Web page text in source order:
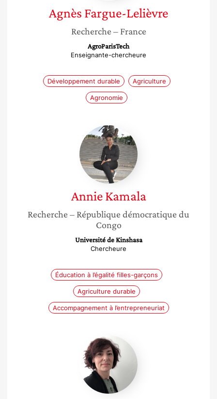
Agnès Fargue-Lelièvre
Recherche – France
AgroParisTech
Enseignante-chercheure
Développement durable Agriculture
Agronomie
Annie
Kamala
Annie Kamala
Recherche – République démocratique du
Congo
Université de Kinshasa
Chercheure
Éducation à l’égalité filles-garçons
Agriculture durable
Accompagnement à l’entrepreneuriat
Carla
Pagano